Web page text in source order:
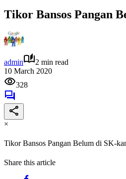
Tikor Bansos Pangan
admin
2 min read
10 March 2020
328
×
Tikor Bansos Pangan Belum di SK-
Share this article